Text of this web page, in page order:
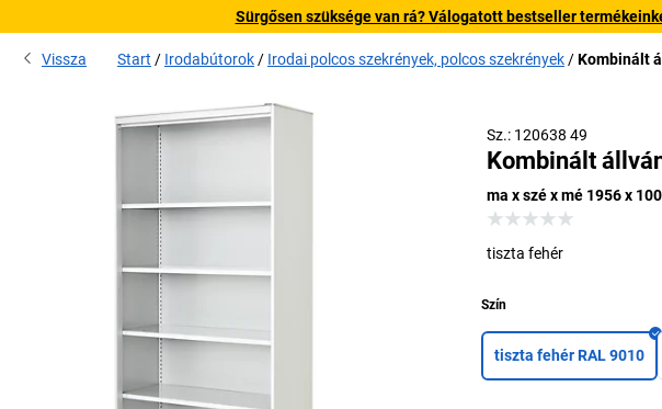
Sürgősen szüksége van rá? Válogatott bestseller
Vissza Start Irodabútorok Irodai polcos szekrények, polcos szekrények Kombinált
Sz.: 120638 49
Kombinált
ma x szé x mé 1956 x
tiszta fehér
Szín
tiszta fehér RAL 9010